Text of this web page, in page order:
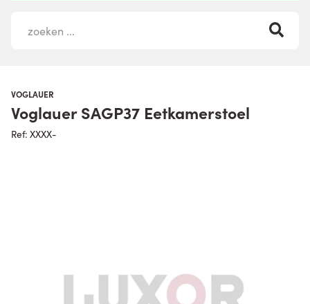
VOGLAUER
Voglauer SAGP37 Eetkamerstoel
Ref: XXXX-